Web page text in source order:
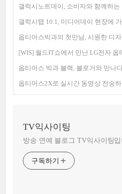
갤럭시노트데이, 소비자와 함께하는
갤럭시탭 10.1, 미디어데이 현장에
옵티머스빅과의 첫만남, 시원한 디자
[WIS] 월드IT쇼에서 만난 LG전자 옵
옵티머스 빅과 블랙, 블로거와 만나
옵티머스2X로 실시간 동영상 전송
TV익사이팅
방송 연예 블로그 TV익사이팅
구독하기